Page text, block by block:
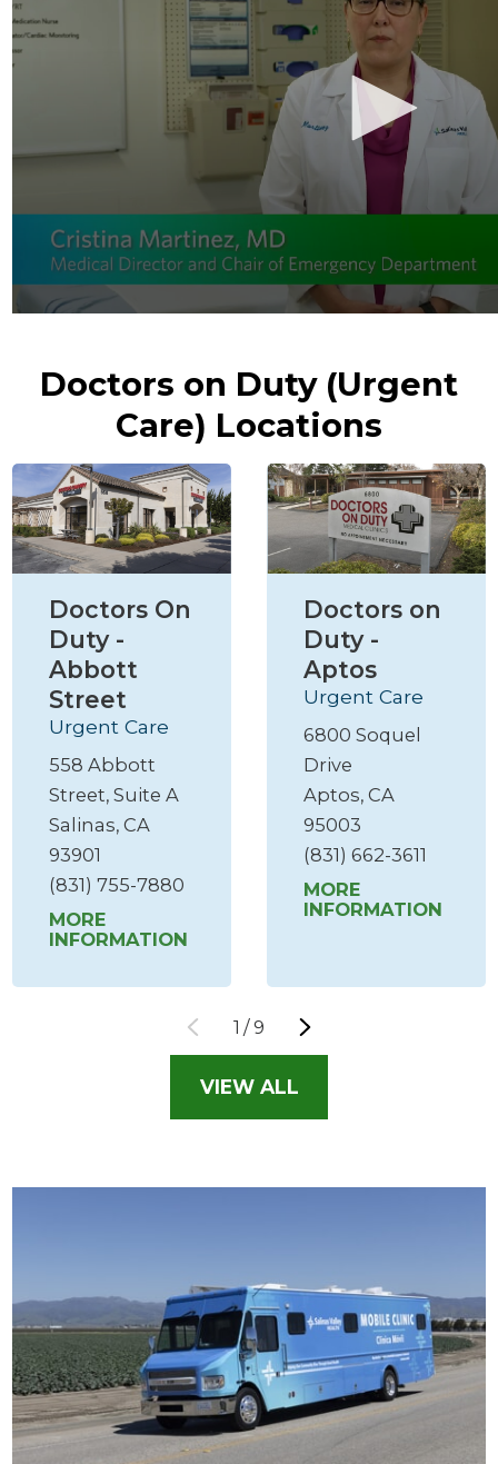
Doctors on Duty (Urgent
Care) Locations
Doctors On
Duty -
Abbott
Street
Urgent Care
558 Abbott
Street, Suite A
Salinas, CA
93901
(831) 755-7880
MORE
INFORMATION
Doctors on
Duty -
Aptos
Urgent Care
6800 Soquel
Drive
Aptos, CA
95003
(831) 662-3611
MORE
INFORMATION
1 /9
VIEW ALL